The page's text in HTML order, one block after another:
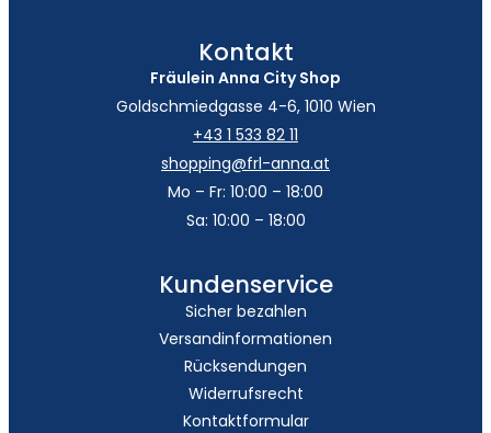
Kontakt
Fräulein Anna City Shop
Goldschmiedgasse 4-6, 1010 Wien
+43 1 533 82 11
shopping@frl-anna.at
Mo – Fr: 10:00 – 18:00
Sa: 10:00 – 18:00
Kundenservice
Sicher bezahlen
Versandinformationen
Rücksendungen
Widerrufsrecht
Kontaktformular